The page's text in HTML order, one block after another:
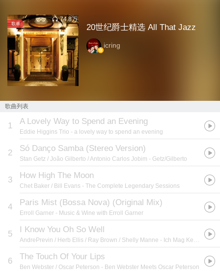
歌单
74.8万
20世纪爵士精选 All That Jazz
icring
歌曲列表
1 A Lovely Way to Spend an Evening
Eddie Higgins Trio - a lovely way to spend an evening
2 Só Danço Samba (Stereo Version)
Stan Getz / João Gilberto / Antonio Carlos Jobim - Getz/Gilberto
3 How High The Moon
Chet Baker / Bill Evans - The Complete Legendary Sessions
4 Paris Mist (Bossa Nova) (Original Mix)
Erroll Garner - Music & Wine with Erroll Garner
5 I Know You Oh So Well
AndrePrevin / Herb Ellis / Ray Brown / Shelly Manne - Ich Mag Keinen Jazz, Aber Das Gefдllt Mir Vol. 3
6 The Touch Of Your Lips
Ben Webster / Oscar Peterson - Ben Webster Meets Oscar Peterson